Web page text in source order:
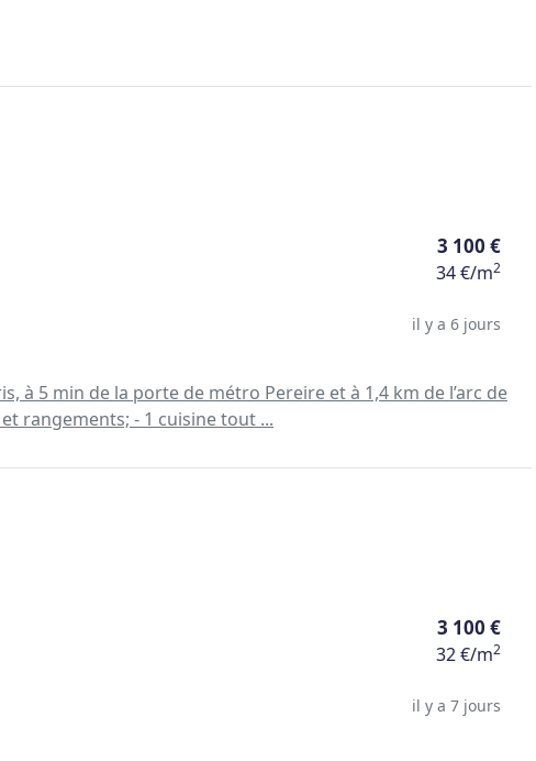
3 100 €
34 €/m2
il y a 6 jours
5 min de la porte de métro Pereire et à 1,4 km de l’arc de
rangements; - 1 cuisine tout ...
3 100 €
32 €/m2
il y a 7 jours